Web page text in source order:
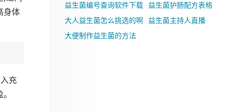
身体
充
益生菌编号查询软件下载
益生菌护肠配方表格
大人益生菌怎么挑选的啊
益生菌主持人直播
大便制作益生菌的方法